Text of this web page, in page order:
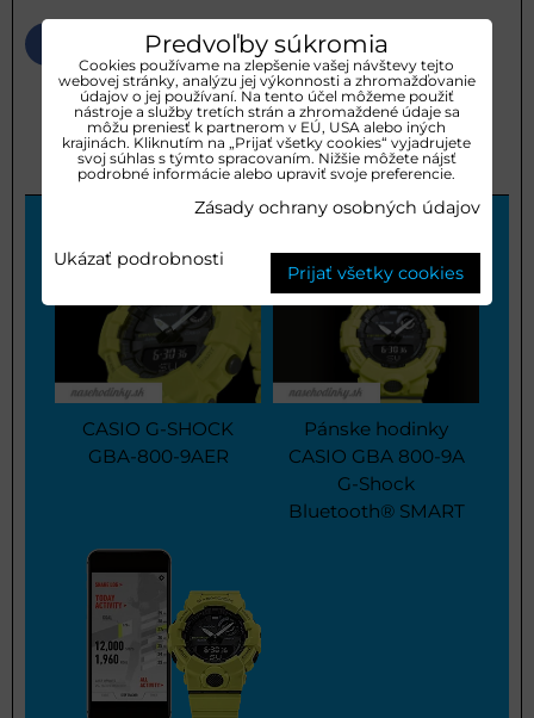
TwitterBlueskyPinterestReddit LinkedInWhatsApp
mail
Galéria Doplnkové informácie
Recenzie 0 Diskusia 0
Galéria
CASIO G-SHOCK
GBA-800-9AER
Pánske hodinky
CASIO GBA 800-9A
G-Shock
Bluetooth® SMART
Predvoľby súkromia
Cookies používame na zlepšenie vašej návštevy tejto
webovej stránky, analýzu jej výkonnosti a zhromažďovanie
údajov o jej používaní. Na tento účel môžeme použiť
nástroje a služby tretích strán a zhromaždené údaje sa
môžu preniesť k partnerom v EÚ, USA alebo iných
krajinách. Kliknutím na „Prijať všetky cookies“ vyjadrujete
svoj súhlas s týmto spracovaním. Nižšie môžete nájsť
podrobné informácie alebo upraviť svoje preferencie.
Zásady ochrany osobných údajov
Ukázať podrobnosti
Prijať všetky cookies